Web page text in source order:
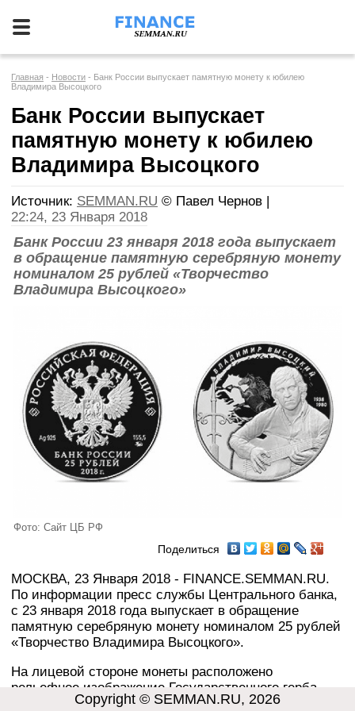
Главная Новости
Банк России выпускает памятную монету к юбилею
Владимира Высоцкого
Банк России выпускает
памятную монету к юбилею
Владимира Высоцкого
Источник: SEMMAN.RU © Павел Чернов
22:24, 23 Января 2018
Банк России 23 января 2018 года выпускает
в обращение памятную серебряную монету
номиналом 25 рублей «Творчество
Владимира Высоцкого»
Фото: Сайт ЦБ РФ
Поделиться
МОСКВА, 23 Января 2018 - FINANCE.SEMMAN.RU.
По информации пресс службы Центрального банка,
с 23 января 2018 года выпускает в обращение
памятную серебряную монету номиналом 25 рублей
«Творчество Владимира Высоцкого».
На лицевой стороне монеты расположено
рельефное изображение Государственного герба
Российской Федерации, имеются надписи:
Copyright © SEMMAN.RU, 2026